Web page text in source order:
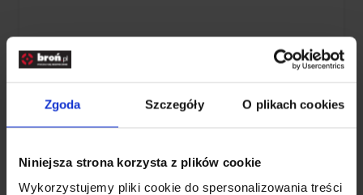
Zgoda Szczegóły O plikach cookies
Niniejsza strona korzysta z plików cookie
Wykorzystujemy pliki cookie do spersonalizowania treści
Światło chemiczne MFH - zielone
5,49 zł
Brak w magazynie